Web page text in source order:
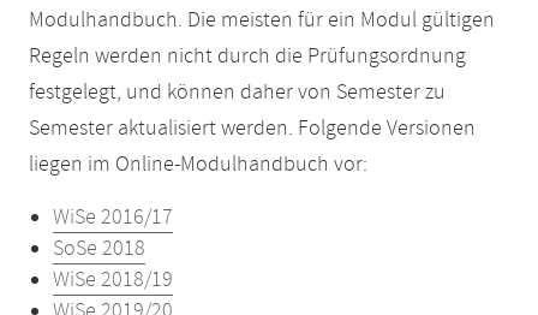
Modulhandbuch. Die meisten für ein Modul gültigen
Regeln werden nicht durch die Prüfungsordnung
festgelegt, und können daher von Semester zu
Semester aktualisiert werden. Folgende Versionen
liegen im Online-Modulhandbuch vor:
WiSe 2016/17
SoSe 2018
WiSe 2018/19